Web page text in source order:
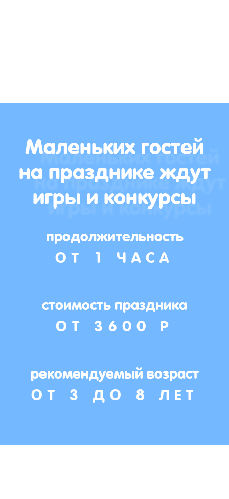
Маленьких гостей
на празднике ждут
игры и конкурсы
продолжительность
ОТ 1 ЧАСА
стоимость праздника
ОТ 3600 Р
рекомендуемый возраст
ОТ 3 ДО 8 ЛЕТ